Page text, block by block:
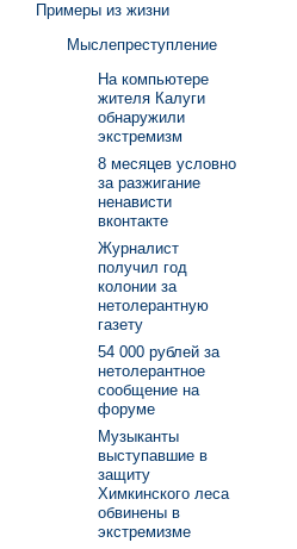
Примеры из жизни
Мыслепреступление
На компьютере
жителя Калуги
обнаружили
экстремизм
8 месяцев условно
за разжигание
ненависти
вконтакте
Журналист
получил год
колонии за
нетолерантную
газету
54 000 рублей за
нетолерантное
сообщение на
форуме
Музыканты
выступавшие в
защиту
Химкинского леса
обвинены в
экстремизме